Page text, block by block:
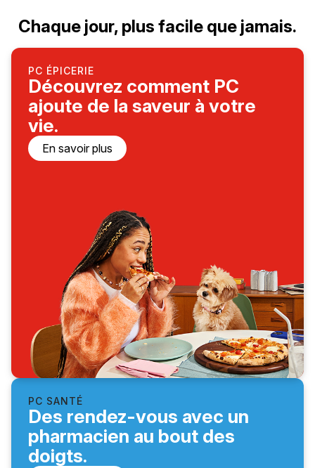
Chaque jour, plus facile que jamais.
PC SANTÉ
Des rendez-vous avec un
pharmacien au bout des
doigts.
PC ÉPICERIE
Découvrez comment PC
ajoute de la saveur à votre
vie.
En savoir plus